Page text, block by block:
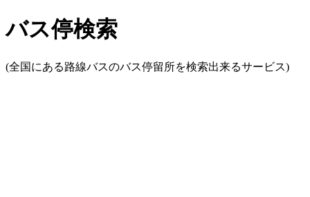
バス停検索
(全国にある路線バスのバス停留所を検索出来るサービス)